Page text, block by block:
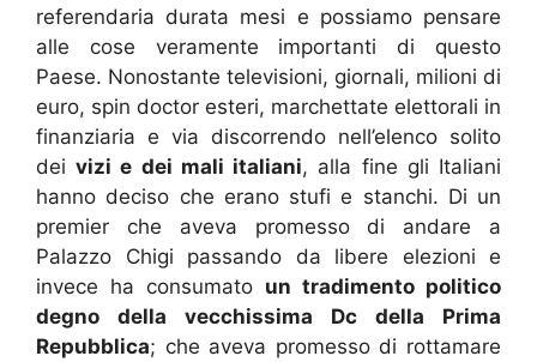
referendaria durata mesi e possiamo pensare
alle cose veramente importanti di questo
Paese. Nonostante televisioni, giornali, milioni di
euro, spin doctor esteri, marchettate elettorali in
finanziaria e via discorrendo nell’elenco solito
deivizi e dei mali italiani, alla fine gli Italiani
hanno deciso che erano stufi e stanchi. Di un
premier che aveva promesso di andare a
Palazzo Chigi passando da libere elezioni e
invece ha consumato un tradimento politico
degno della vecchissima Dc della Prima
Repubblica; che aveva promesso di rottamare